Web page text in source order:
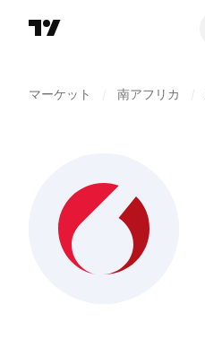
マーケット 南アフリカ